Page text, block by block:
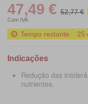
47,49 € 52,77 €
Com IVA
Tempo restante 25
Indicações
Redução das
nutrientes.